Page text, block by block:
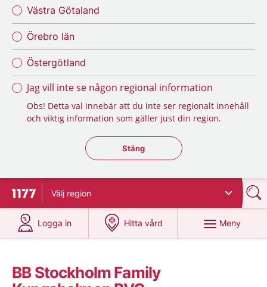
Västra Götaland
Örebro län
Östergötland
Jag vill inte se någon regional information
Obs! Detta val innebär att du inte ser regionalt innehåll
och viktig information som gäller just din region.
Stäng regionsväljaren
Stäng
Till startsidan för 1177
Välj region
Logga in
på 1177.se
Hitta vård
på 1177.se
Meny
BB Stockholm Family